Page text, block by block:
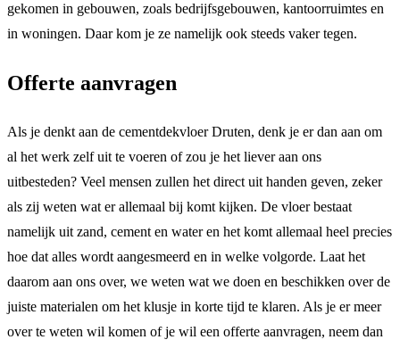
gekomen in gebouwen, zoals bedrijfsgebouwen, kantoorruimtes en
in woningen. Daar kom je ze namelijk ook steeds vaker tegen.
Offerte aanvragen
Als je denkt aan de cementdekvloer Druten, denk je er dan aan om
al het werk zelf uit te voeren of zou je het liever aan ons
uitbesteden? Veel mensen zullen het direct uit handen geven, zeker
als zij weten wat er allemaal bij komt kijken. De vloer bestaat
namelijk uit zand, cement en water en het komt allemaal heel precies
hoe dat alles wordt aangesmeerd en in welke volgorde. Laat het
daarom aan ons over, we weten wat we doen en beschikken over de
juiste materialen om het klusje in korte tijd te klaren. Als je er meer
over te weten wil komen of je wil een offerte aanvragen, neem dan